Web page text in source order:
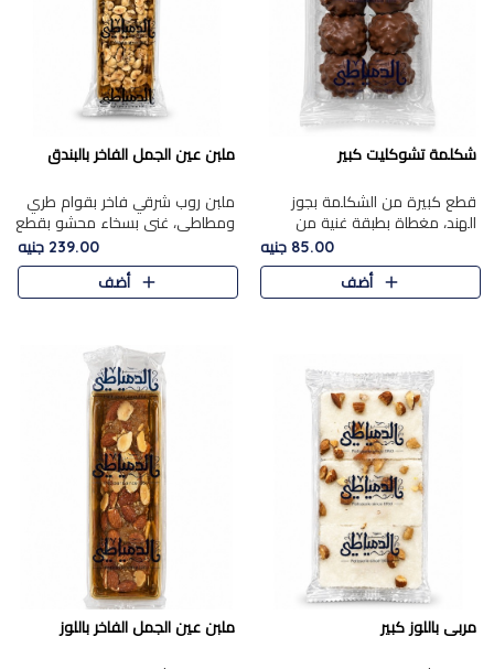
شكلمة تشوكليت كبير
قطع كبيرة من الشكلمة بجوز
الهند، مغطاة بطبقة غنية من
الشوكولاتة الفاخرة لتجمع بين
القوام الطري من الداخل مركز جوز
الهند المطاطي والمذاق الغن..
85.00 جنيه
أضف
ملبن عين الجمل الفاخر بالبندق
ملبن روب شرقي فاخر بقوام طري
ومطاطي، غني بسخاء محشو بقطع
عين الجمل والبندق المحمص التي
تضيف قرمشة مميزة مُرضية
ونكهة جوزية غنية في كل
239.00 جنيه
أضف
مربى باللوز كبير ملبن عين الجمل الفاخر باللوز